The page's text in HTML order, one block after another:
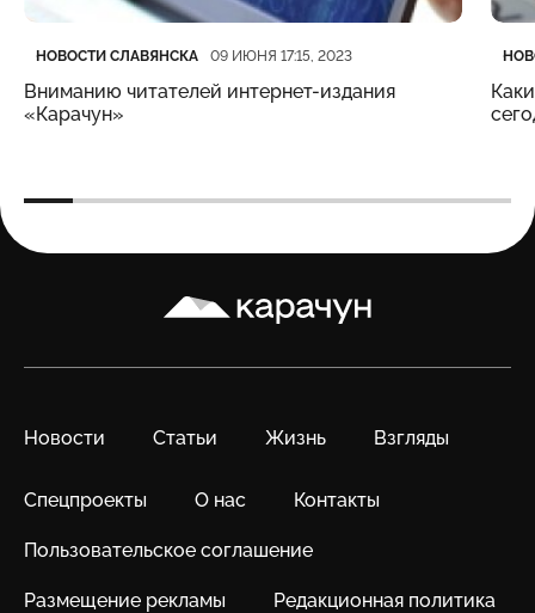
Категория
НОВОСТИ СЛАВЯНСКА
Дата публикации 09 ИЮНЯ 17:15, 2023
Вниманию читателей интернет-издания
«Карачун»
Карачун
Новости Статьи Жизнь Взгляды
Спецпроекты О нас Контакты
Пользовательское соглашение
Размещение рекламы Редакционная политика